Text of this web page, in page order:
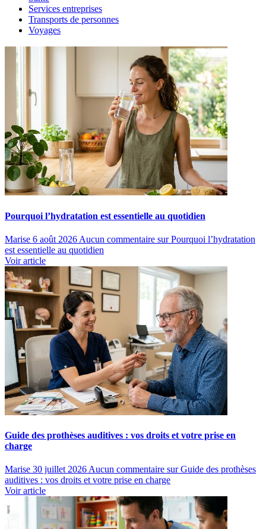
Services entreprises
Transports de personnes
Voyages
Pourquoi l’hydratation est essentielle au quotidien
Marise 6 août 2026 Aucun commentaire sur Pourquoi l’hydratation
est essentielle au quotidien
Voir article
Guide des prothèses auditives : vos droits et votre prise en
charge
Marise 30 juillet 2026Aucun commentaire sur Guide des prothèses
auditives : vos droits et votre prise en charge
Voir article